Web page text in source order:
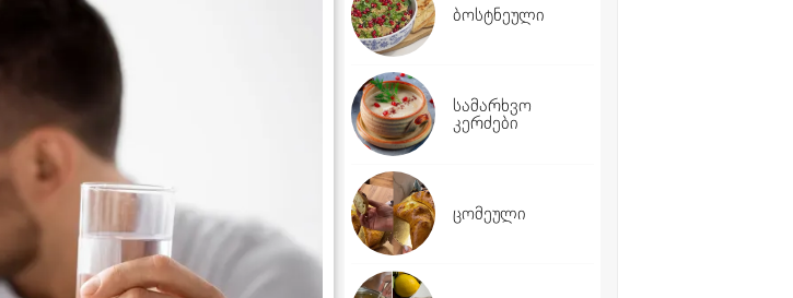
ბოსტნეული
სამარხვო
კერძები
ცომეული